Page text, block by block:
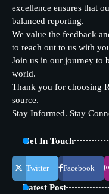
excellence ensures that
balanced reporting.
We value the feedback
to reach out to us with
Join us in our journey to
world.
Thank you for choosing
source.
Stay Informed. Stay
Get In Touch
Twitter Facebook
Latest Post